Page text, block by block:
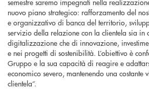
semestre saremo impegnati nella
nuovo piano strategico: rafforzamento del
e organizzativo di banca del territorio,
servizio della relazione con la clientela sia in
digitalizzazione che di innovazione,
e nei progetti di sostenibilità. L’obiettivo è
Gruppo e la sua capacità di reagire e
economico severo, mantenendo una costante
clientela”.